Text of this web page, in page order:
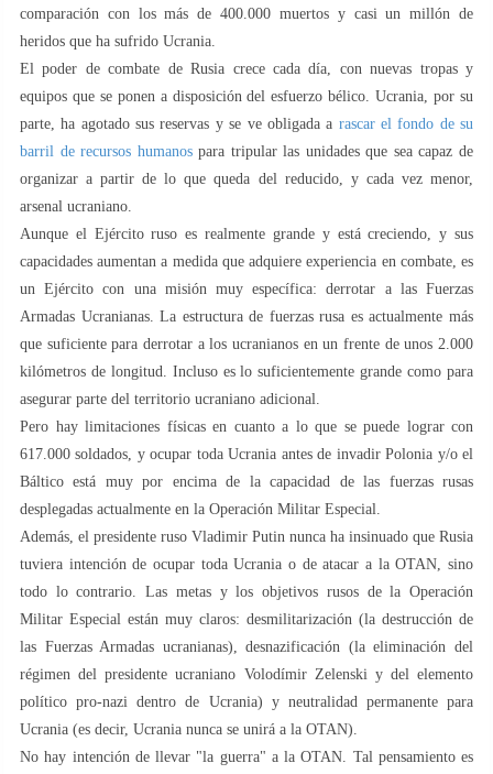
comparación con los más de 400.000 muertos y casi un millón de
heridos que ha sufrido Ucrania.
El poder de combate de Rusia crece cada día, con nuevas tropas y
equipos que se ponen a disposición del esfuerzo bélico. Ucrania, por su
parte, ha agotado sus reservas y se ve obligada a rascar el fondo de su
barril de recursos humanospara tripular las unidades que sea capaz de
organizar a partir de lo que queda del reducido, y cada vez menor,
arsenal ucraniano.
Aunque el Ejército ruso es realmente grande y está creciendo, y sus
capacidades aumentan a medida que adquiere experiencia en combate, es
un Ejército con una misión muy específica: derrotar a las Fuerzas
Armadas Ucranianas. La estructura de fuerzas rusa es actualmente más
que suficiente para derrotar a los ucranianos en un frente de unos 2.000
kilómetros de longitud. Incluso es lo suficientemente grande como para
asegurar parte del territorio ucraniano adicional.
Pero hay limitaciones físicas en cuanto a lo que se puede lograr con
617.000 soldados, y ocupar toda Ucrania antes de invadir Polonia y/o el
Báltico está muy por encima de la capacidad de las fuerzas rusas
desplegadas actualmente en la Operación Militar Especial.
Además, el presidente ruso Vladimir Putin nunca ha insinuado que Rusia
tuviera intención de ocupar toda Ucrania o de atacar a la OTAN, sino
todo lo contrario. Las metas y los objetivos rusos de la Operación
Militar Especial están muy claros: desmilitarización (la destrucción de
las Fuerzas Armadas ucranianas), desnazificación (la eliminación del
régimen del presidente ucraniano Volodímir Zelenski y del elemento
político pro-nazi dentro de Ucrania) y neutralidad permanente para
Ucrania (es decir, Ucrania nunca se unirá a la OTAN).
No hay intención de llevar "la guerra" a la OTAN. Tal pensamiento es